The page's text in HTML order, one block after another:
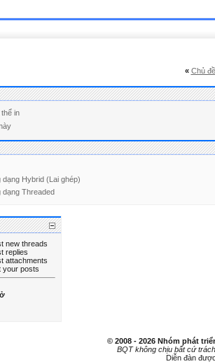
« Chủ
thể in
dạng Hybrid (Lai ghép)
dạng Threaded
new threads
replies
attachments
your posts
© 2008 - 2026 Nhóm phát
BQT không chịu bất cứ
Diễn đàn